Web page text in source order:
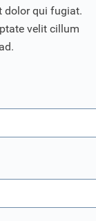
dolor qui fugiat.
velit cillum